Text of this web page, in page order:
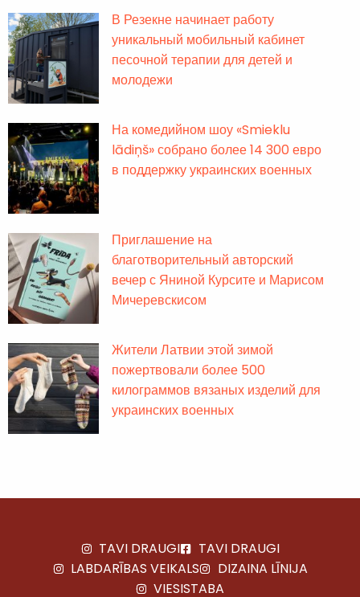
В Резекне начинает работу
уникальный мобильный кабинет
песочной терапии для детей и
молодежи
На комедийном шоу «Smieklu
lādiņš» собрано более 14 300 евро
в поддержку украинских военных
Приглашение на
благотворительный авторский
вечер с Яниной Курсите и Марисом
Мичеревскисом
Жители Латвии этой зимой
пожертвовали более 500
килограммов вязаных изделий для
украинских военных
TAVI DRAUGI
TAVI DRAUGI
LABDARĪBAS VEIKALS
DIZAINA LĪNIJA
VIESISTABA